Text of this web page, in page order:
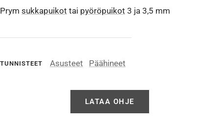
TUNNISTEET Asusteet Päähineet
Prym sukkapuikot tai pyöröpuikot 3 ja 3,5 mm
LATAA OHJE